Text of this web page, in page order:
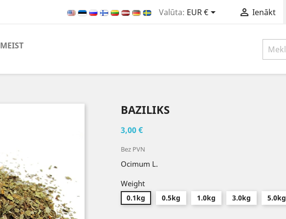
Valūta: EUR €  Ienākt
MEIST
BAZILIKS
3,00 €
Bez PVN
Ocimum L.
Weight
0.1kg 0.5kg 1.0kg 3.0kg 5.0kg